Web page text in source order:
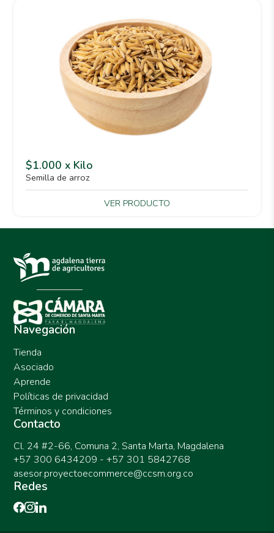
$1.000 x Kilo
Semilla de arroz
VER PRODUCTO
Navegación
Tienda
Asociado
Aprende
Políticas de privacidad
Términos y condiciones
Contacto
Cl. 24 #2-66, Comuna 2, Santa Marta, Magdalena
+57 300 6434209 - +57 301 5842768
asesor.proyectoecommerce@ccsm.org.co
Redes